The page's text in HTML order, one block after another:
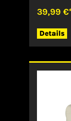
bietet
dafür,
Schmuck
spontane
39,99
Details